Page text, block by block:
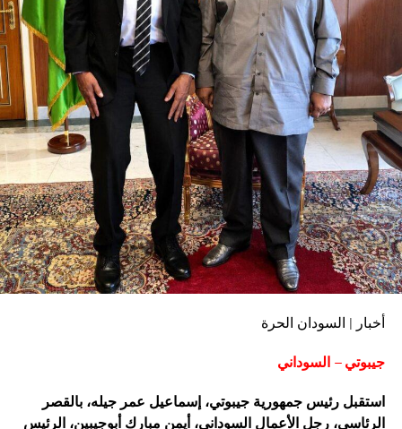
أخبار | السودان الحرة
جيبوتي – السوداني
استقبل رئيس جمهورية جيبوتي، إسماعيل عمر جيله، بالقصر
الرئاسي، رجل الأعمال السوداني، أيمن مبارك أبوجيبين، الرئيس